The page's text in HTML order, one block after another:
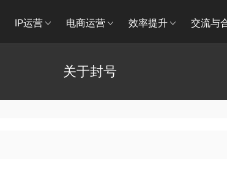
IP运营 电商运营 效率提升 交流与
关于封号